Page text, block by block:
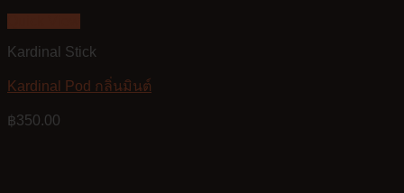
Kardinal Stick
Kardinal Pod กลิ่นมินต์
฿350.00